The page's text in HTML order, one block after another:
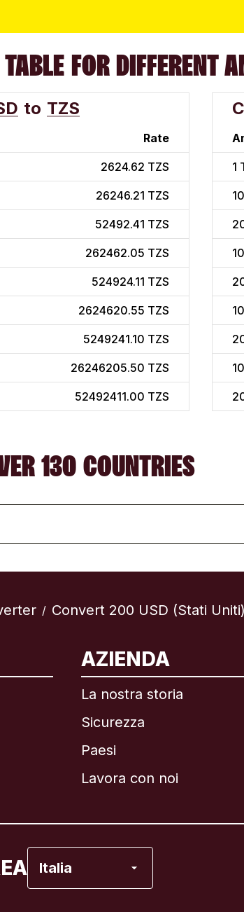
FOR DIFFERENT
to TZS
Rate
2624.62 TZS
26246.21 TZS
52492.41 TZS
262462.05 TZS
524924.11 TZS
2624620.55 TZS
5249241.10 TZS
26246205.50 TZS
52492411.00 TZS
1
10
130 COUNTRIES
/ Convert 200 USD (Stati
AZIENDA
La nostra storia
Sicurezza
Paesi
Lavora con noi
Italia